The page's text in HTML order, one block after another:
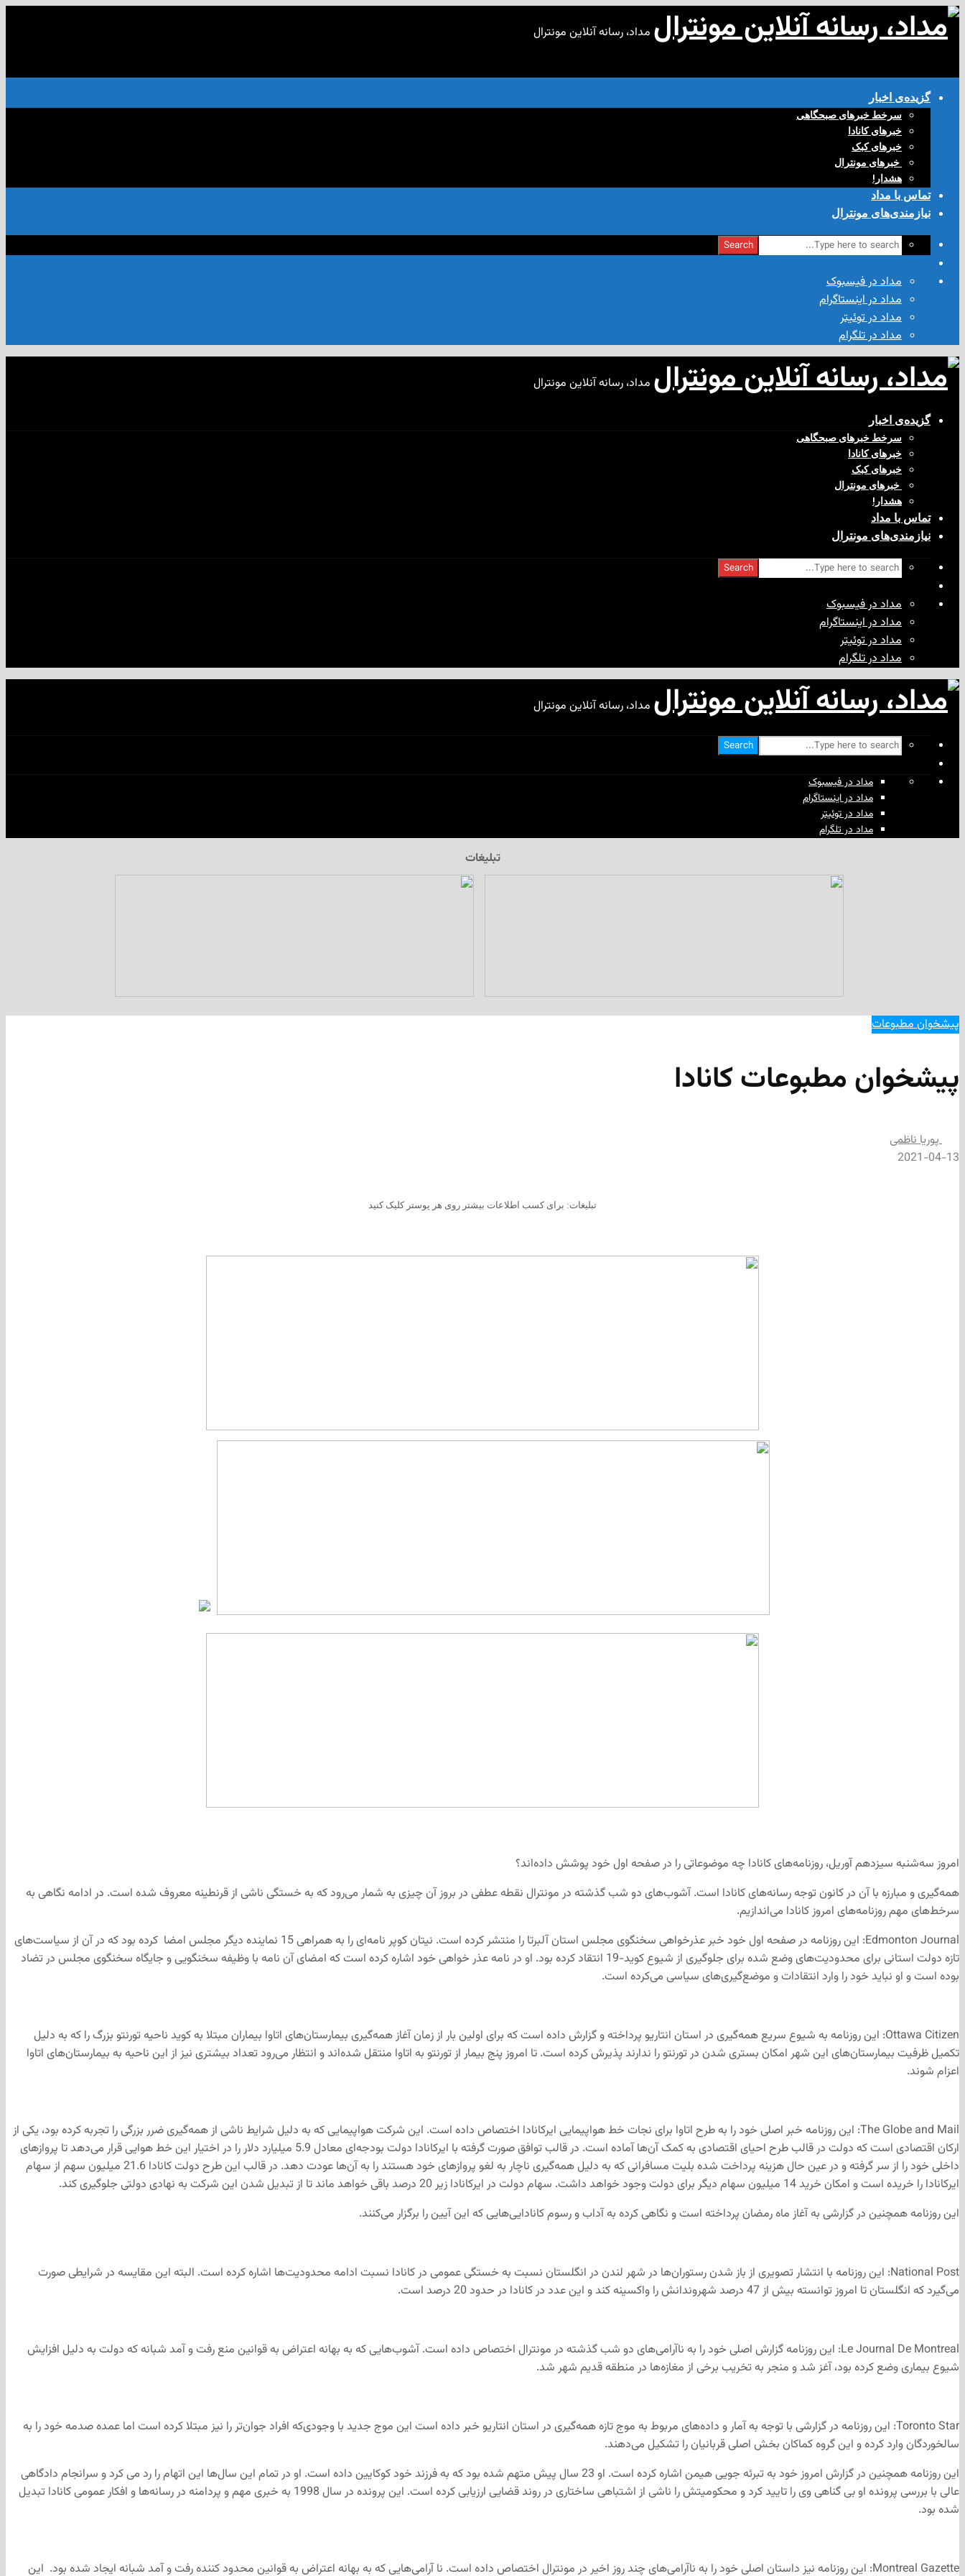
مداد، رسانه آنلاین مونترال
گزیده‌ی‌ اخبار
سرخط خبرهای صبحگاهی
خبرهای کانادا
خبرهای کبک
‌ خبرهای مونترال
هشدار!
تماس با مداد
نیازمندی‌های مونترال
Search
مداد در فیسبوک
مداد در اینستاگرام
مداد در توئیتر
مداد در تلگرام
مداد، رسانه آنلاین مونترال
گزیده‌ی‌ اخبار
سرخط خبرهای صبحگاهی
خبرهای کانادا
خبرهای کبک
‌ خبرهای مونترال
هشدار!
تماس با مداد
نیازمندی‌های مونترال
Search
مداد در فیسبوک
مداد در اینستاگرام
مداد در توئیتر
مداد در تلگرام
مداد، رسانه آنلاین مونترال
Search
مداد در فیسبوک
مداد در اینستاگرام
مداد در توئیتر
مداد در تلگرام
تبلیغات
پیشخوان مطبوعات
پیشخوان مطبوعات کانادا
پوریا ناظمی
2021-04-13
تبلیغات: برای کسب اطلاعات بیشتر روی هر پوستر کلیک کنید
امروز سه‌شنبه سیزدهم آوریل، روزنامه‌های کانادا چه موضوعاتی را در صفحه اول خود پوشش داده‌اند؟
همه‌گیری و مبارزه با آن در کانون توجه رسانه‌های کانادا است. آشوب‌های دو شب گذشته در مونترال نقطه عطفی در بروز آن چیزی به شمار می‌رود که به خستگی ناشی از قرنطینه معروف شده است. در ادامه نگاهی به
سرخط‌های مهم روزنامه‌های امروز کانادا می‌اندازیم.
Edmonton Journal: این روزنامه در صفحه اول خود خبر عذرخواهی سخنگوی مجلس استان آلبرتا را منتشر کرده است. نیتان کوپر نامه‌ای را به همراهی 15 نماینده دیگر مجلس امضا کرده بود که در آن از سیاست‌های
تازه دولت استانی برای محدودیت‌های وضع شده برای جلوگیری از شیوع کوید-19 انتقاد کرده بود. او در نامه عذر خواهی خود اشاره کرده است که امضای آن نامه با وظیفه سخنگویی و جایگاه سخنگوی مجلس در تضاد
بوده است و او نباید خود را وارد انتقادات و موضع‌گیری‌های سیاسی می‌کرده است.
Ottawa Citizen: این روزنامه به شیوع سریع همه‌گیری در استان انتاریو پرداخته و گزارش داده است که برای اولین بار از زمان آغاز همه‌گیری بیمارستان‌های اتاوا بیماران مبتلا به کوید ناحیه تورنتو بزرگ را که به دلیل
تکمیل ظرفیت بیمارستان‌های این شهر امکان بستری شدن در تورنتو را ندارند پذیرش کرده است. تا امروز پنج بیمار از تورنتو به اتاوا منتقل شده‌اند و انتظار می‌رود تعداد بیشتری نیز از این ناحیه به بیمارستان‌های اتاوا
اعزام شوند.
The Globe and Mail: این روزنامه خبر اصلی خود را به طرح اتاوا برای نجات خط هواپیمایی ایرکانادا اختصاص داده است. این شرکت هواپیمایی که به دلیل شرایط ناشی از همه‌گیری ضرر بزرگی را تجربه کرده بود، یکی از
ارکان اقتصادی است که دولت در قالب طرح احیای اقتصادی به کمک آن‌ها آماده است. در قالب توافق صورت گرفته با ایرکانادا دولت بودجه‌ای معادل 5.9 میلیارد دلار را در اختیار این خط هوایی قرار می‌دهد تا پروازهای
داخلی خود را از سر گرفته و در عین حال هزینه پرداخت شده بلیت مسافرانی که به دلیل همه‌گیری ناچار به لغو پروازهای خود هستند را به آن‌ها عودت دهد. در قالب این طرح دولت کانادا 21.6 میلیون سهم از سهام
ایرکانادا را خریده است و امکان خرید 14 میلیون سهام دیگر برای دولت وجود خواهد داشت. سهام دولت در ایرکانادا زیر 20 درصد باقی خواهد ماند تا از تبدیل شدن این شرکت به نهادی دولتی جلوگیری کند.
این روزنامه همچنین در گزارشی به آغاز ماه رمضان پرداخته است و نگاهی کرده به آداب و رسوم کانادایی‌هایی که این آیین را برگزار می‌کنند.
National Post: این روزنامه با انتشار تصویری از باز شدن رستوران‌ها در شهر لندن در انگلستان نسبت به خستگی عمومی در کانادا نسبت ادامه محدودیت‌ها اشاره کرده است. البته این مقایسه در شرایطی صورت
می‌گیرد که انگلستان تا امروز توانسته بیش از 47 درصد شهروندانش را واکسینه کند و این عدد در کانادا در حدود 20 درصد است.
Le Journal De Montreal: این روزنامه گزارش اصلی خود را به ناآرامی‌های دو شب گذشته در مونترال اختصاص داده است. آشوب‌هایی که به بهانه اعتراض به قوانین منع رفت و آمد شبانه که دولت به دلیل افزایش
شیوع بیماری وضع کرده بود، آغز شد و منجر به تخریب برخی از مغازه‌ها در منطقه قدیم شهر شد.
Toronto Star: این روزنامه در گزارشی با توجه به آمار و داده‌های مربوط به موج تازه همه‌گیری در استان انتاریو خبر داده است این موج جدید با وجودی‌که افراد جوان‌تر را نیز مبتلا کرده است اما عمده صدمه خود را به
سالخوردگان وارد کرده و این گروه کماکان بخش اصلی قربانیان را تشکیل می‌دهند.
این روزنامه همچنین در گزارش امروز خود به تبرئه جویی هیمن اشاره کرده است. او 23 سال پیش متهم شده بود که به فرزند خود کوکایین داده است. او در تمام این سال‌ها این اتهام را رد می کرد و سرانجام دادگاهی
عالی با بررسی پرونده او بی گناهی وی را تایید کرد و محکومیتش را ناشی از اشتباهی ساختاری در روند قضایی ارزیابی کرده است. این پرونده در سال 1998 به خبری مهم و پردامنه در رسانه‌ها و افکار عمومی کانادا تبدیل
شده بود.
Montreal Gazette: این روزنامه نیز داستان اصلی خود را به ناآرامی‌های چند روز اخیر در مونترال اختصاص داده است. نا آرامی‌هایی که به بهانه اعتراض به قوانین محدود کننده رفت و آمد شبانه ایجاد شده بود. این